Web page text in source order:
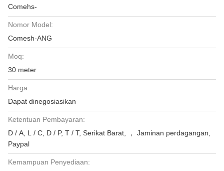
Comehs-
Nomor Model:
Comesh-ANG
Moq:
30 meter
Harga:
Dapat dinegosiasikan
Ketentuan Pembayaran:
D / A, L / C, D / P, T / T, Serikat Barat, ， Jaminan perdagangan,
Paypal
Kemampuan Penyediaan: